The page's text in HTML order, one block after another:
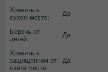
Хранить в
сухом месте:
Да
Беречь от
детей:
Да
Хранить в
защищенном от
света месте:
Да